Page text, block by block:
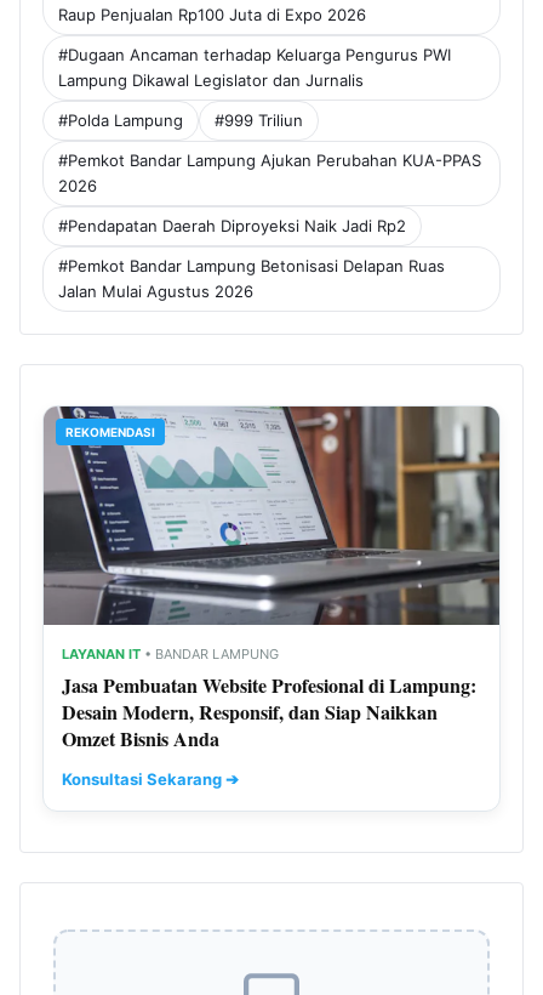
Raup Penjualan Rp100 Juta di Expo 2026
#Dugaan Ancaman terhadap Keluarga Pengurus PWI
Lampung Dikawal Legislator dan Jurnalis
#Polda Lampung #999 Triliun
#Pemkot Bandar Lampung Ajukan Perubahan KUA-PPAS
2026
#Pendapatan Daerah Diproyeksi Naik Jadi Rp2
#Pemkot Bandar Lampung Betonisasi Delapan Ruas
Jalan Mulai Agustus 2026
REKOMENDASI
LAYANAN IT • BANDAR LAMPUNG
Jasa Pembuatan Website Profesional di Lampung:
Desain Modern, Responsif, dan Siap Naikkan
Omzet Bisnis Anda
Konsultasi Sekarang ➔